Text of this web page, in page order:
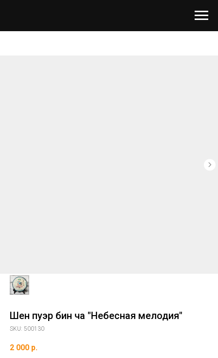
Шен пуэр бин ча "Небесная мелодия"
SKU: 500130
2 000 р.